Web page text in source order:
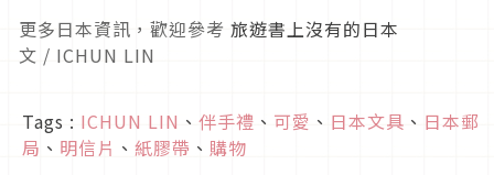
更多日本資訊，歡迎參考 旅遊書上沒有的日本
文 / ICHUN LIN
Tags : ICHUN LIN 、 伴手禮 、 可愛 、 日本文具 、 日本郵
局 、 明信片 、 紙膠帶 、 購物